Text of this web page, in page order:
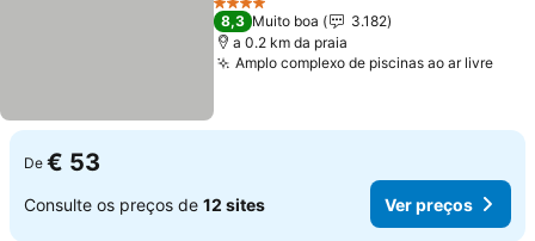
4 Estrelas
8,3 Muito boa
3.182
a 0.2 km da praia
Amplo complexo de piscinas ao ar livre
De € 53
Consulte os preços de 12 sites Ver preços